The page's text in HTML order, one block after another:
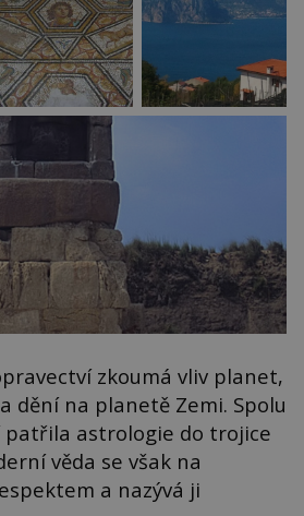
zkoumá vliv planet,
dění na planetě Zemi. Spolu
patřila astrologie do trojice
věda se však na
a nazývá ji